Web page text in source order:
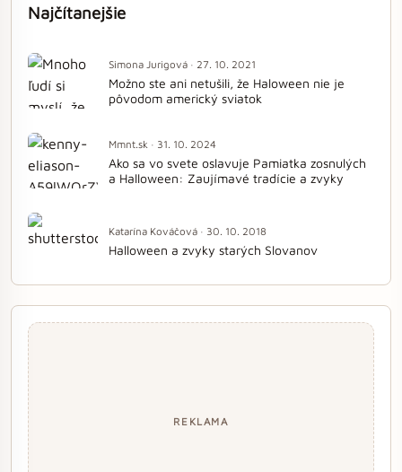
Najčítanejšie
Simona Jurigová · 27. 10. 2021
Možno ste ani netušili, že Haloween nie je
pôvodom americký sviatok
Mmnt.sk · 31. 10. 2024
Ako sa vo svete oslavuje Pamiatka zosnulých
a Halloween: Zaujímavé tradície a zvyky
Katarína Kováčová · 30. 10. 2018
Halloween a zvyky starých Slovanov
REKLAMA